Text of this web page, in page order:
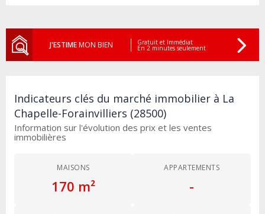
J'ESTIMEMON BIEN Gratuit et Immédiat
En 2 minutes seulement
Indicateurs clés du marché immobilier à La
Chapelle-Forainvilliers (28500)
Information sur l'évolution des prix et les ventes
immobilières
MAISONS
170 m²
APPARTEMENTS
-